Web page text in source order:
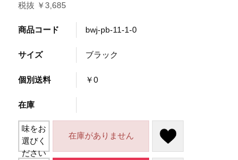
税抜 ￥3,685
商品コード bwj-pb-11-1-0
サイズ ブラック
個別送料 ￥0
在庫
味をお
選びく
ださい
在庫がありません